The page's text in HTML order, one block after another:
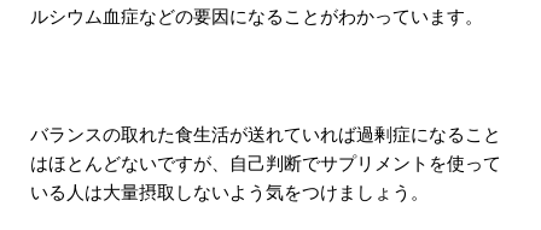
ルシウム血症などの要因になることがわかっています。
バランスの取れた食生活が送れていれば過剰症になること
はほとんどないですが、自己判断でサプリメントを使って
いる人は大量摂取しないよう気をつけましょう。